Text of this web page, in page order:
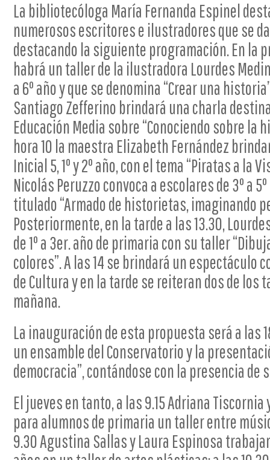
La bibliotecóloga María Fernanda Espinel
numerosos escritores e ilustradores que se
destacando la siguiente programación. En la
habrá un taller de la ilustradora Lourdes
a 6º año y que se denomina “Crear una
Santiago Zefferino brindará una charla
Educación Media sobre “Conociendo sobre la
hora 10 la maestra Elizabeth Fernández
Inicial 5, 1º y 2º año, con el tema “Piratas a la
Nicolás Peruzzo convoca a escolares de 3º a
titulado “Armado de historietas, imaginando
Posteriormente, en la tarde a las 13.30,
de 1º a 3er. año de primaria con su taller
colores”. A las 14 se brindará un espectáculo
de Cultura y en la tarde se reiteran dos de los
mañana.
La inauguración de esta propuesta será a las
un ensamble del Conservatorio y la
democracia”, contándose con la presencia de
El jueves en tanto, a las 9.15 Adriana
para alumnos de primaria un taller entre
9.30 Agustina Sallas y Laura Espinosa